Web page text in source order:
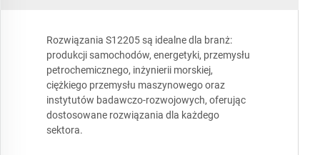
Rozwiązania S12205 są idealne dla branż:
produkcji samochodów, energetyki, przemysłu
petrochemicznego, inżynierii morskiej,
ciężkiego przemysłu maszynowego oraz
instytutów badawczo-rozwojowych, oferując
dostosowane rozwiązania dla każdego
sektora.